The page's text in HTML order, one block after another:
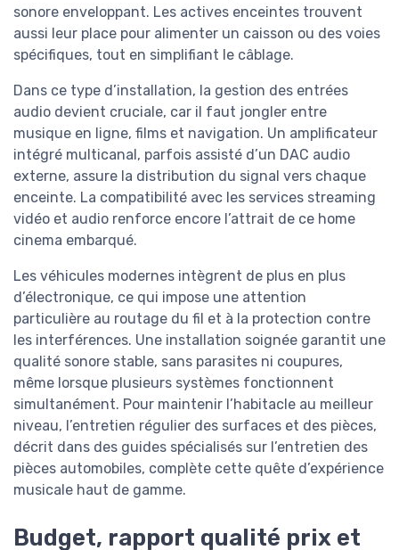
sonore enveloppant. Les actives enceintes trouvent
aussi leur place pour alimenter un caisson ou des voies
spécifiques, tout en simplifiant le câblage.
Dans ce type d’installation, la gestion des entrées
audio devient cruciale, car il faut jongler entre
musique en ligne, films et navigation. Un amplificateur
intégré multicanal, parfois assisté d’un DAC audio
externe, assure la distribution du signal vers chaque
enceinte. La compatibilité avec les services streaming
vidéo et audio renforce encore l’attrait de ce home
cinema embarqué.
Les véhicules modernes intègrent de plus en plus
d’électronique, ce qui impose une attention
particulière au routage du fil et à la protection contre
les interférences. Une installation soignée garantit une
qualité sonore stable, sans parasites ni coupures,
même lorsque plusieurs systèmes fonctionnent
simultanément. Pour maintenir l’habitacle au meilleur
niveau, l’entretien régulier des surfaces et des pièces,
décrit dans des guides spécialisés sur l’entretien des
pièces automobiles, complète cette quête d’expérience
musicale haut de gamme.
Budget, rapport qualité prix et